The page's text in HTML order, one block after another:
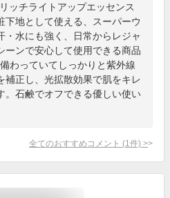
ッチライトアップエッセンス
下地として使える、スーパーウ
・水にも強く、日常からレジャ
ーンで安心して使用できる商品
わっていてしっかりと紫外線
補正し、光拡散効果で肌をキレ
。石鹸でオフできる優しい使い
全てのおすすめコメント (1 件) >